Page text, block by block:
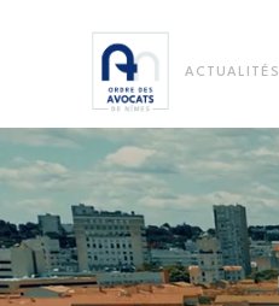
ACTUALITÉS